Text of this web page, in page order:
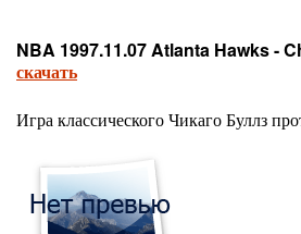
NBA 1997.11.07 Atlanta Hawks -
скачать
Игра классического Чикаго Буллз